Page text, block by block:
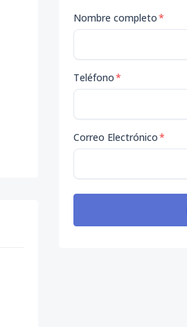
Nombre completo*
Teléfono*
Correo Electrónico*